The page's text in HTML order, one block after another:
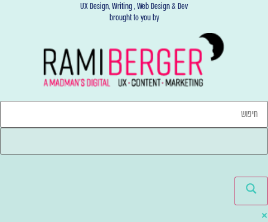
UX Design, Writing , Web Design & Dev
brought to you by